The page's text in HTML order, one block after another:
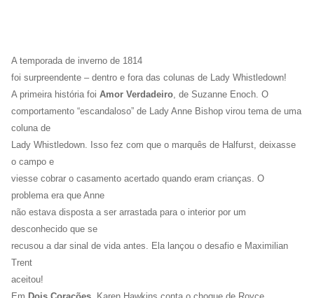
A temporada de inverno de 1814
foi surpreendente – dentro e fora das colunas de Lady Whistledown!
A primeira história foi Amor Verdadeiro, de Suzanne Enoch. O
comportamento “escandaloso” de Lady Anne Bishop virou tema de uma
coluna de
Lady Whistledown. Isso fez com que o marquês de Halfurst, deixasse
o campo e
viesse cobrar o casamento acertado quando eram crianças. O
problema era que Anne
não estava disposta a ser arrastada para o interior por um
desconhecido que se
recusou a dar sinal de vida antes. Ela lançou o desafio e Maximilian
Trent
aceitou!